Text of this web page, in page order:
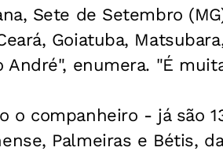
Sete de Setembro
Goiatuba,
André", enumera. "É
o companheiro - já são
Palmeiras e Bétis,